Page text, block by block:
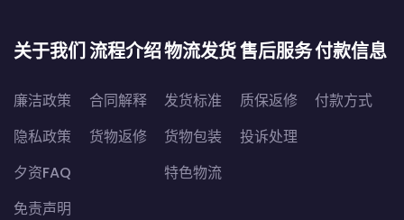
关于我们
廉洁政策
隐私政策
夕资FAQ
免责声明
流程介绍
合同解释
货物返修
物流发货
发货标准
货物包装
特色物流
售后服务
质保返修
投诉处理
付款信息
付款方式